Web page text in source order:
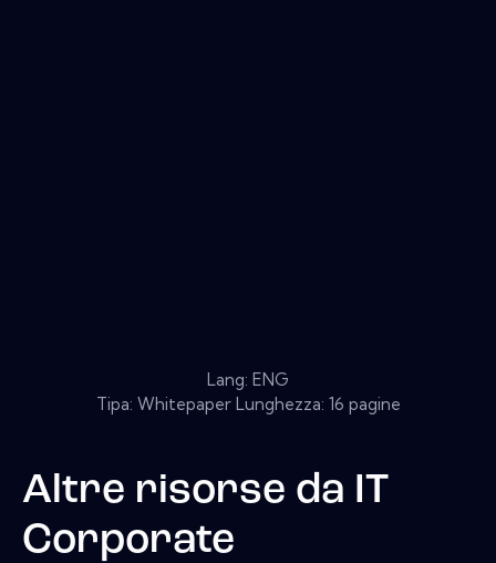
Lang: ENG
Tipa: Whitepaper Lunghezza: 16 pagine
Altre risorse da IT
Corporate